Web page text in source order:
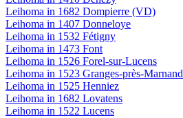
Leihoma in 1682 Dompierre (VD)
Leihoma in 1407 Donneloye
Leihoma in 1532 Fétigny
Leihoma in 1473 Font
Leihoma in 1526 Forel-sur-Lucens
Leihoma in 1523 Granges-près-Marnand
Leihoma in 1525 Henniez
Leihoma in 1682 Lovatens
Leihoma in 1522 Lucens